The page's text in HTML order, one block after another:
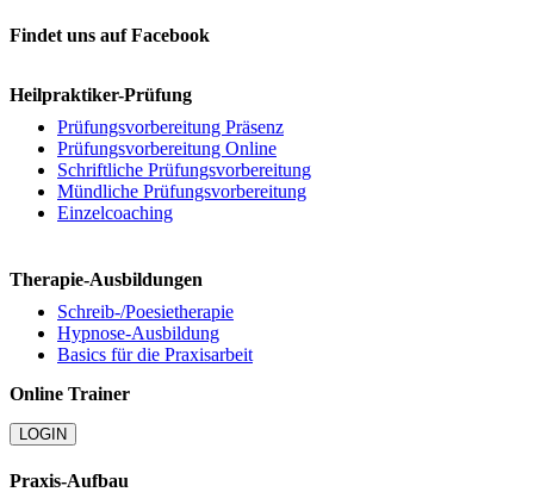
Findet uns auf Facebook
Heilpraktiker-Prüfung
Prüfungsvorbereitung Präsenz
Prüfungsvorbereitung Online
Schriftliche Prüfungsvorbereitung
Mündliche Prüfungsvorbereitung
Einzelcoaching
Therapie-Ausbildungen
Schreib-/Poesietherapie
Hypnose-Ausbildung
Basics für die Praxisarbeit
Online Trainer
LOGIN
Praxis-Aufbau